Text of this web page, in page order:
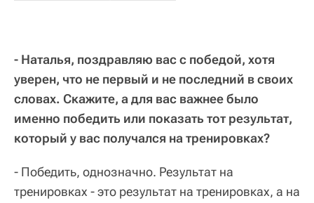
- Наталья, поздравляю вас с победой, хотя
уверен, что не первый и не последний в своих
словах. Скажите, а для вас важнее было
именно победить или показать тот результат,
который у вас получался на тренировках?
- Победить, однозначно. Результат на
тренировках - это результат на тренировках, а на